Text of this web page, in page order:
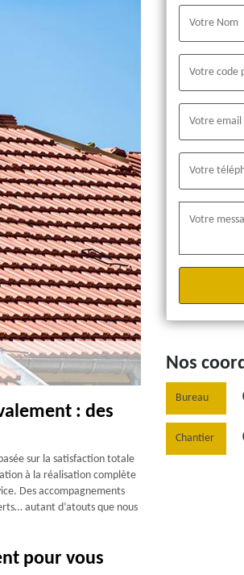
: des
sur la satisfaction totale
à la réalisation complète
Des accompagnements
autant d’atouts que nous
pour vous
Nos
Bureau
Chantier